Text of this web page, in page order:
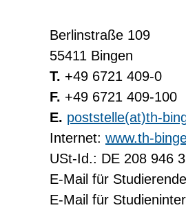
Berlinstraße 109
55411 Bingen
T. +49 6721 409-0
F. +49 6721 409-100
E. poststelle(at)th-
Internet: www.th-
USt-Id.: DE 208 946
E-Mail für
E-Mail für